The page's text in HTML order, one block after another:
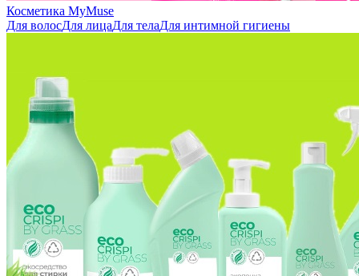
Косметика MyMuse
Для волосДля лицаДля телаДля интимной гигиены